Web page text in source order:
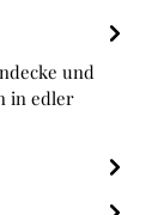
und
in edler